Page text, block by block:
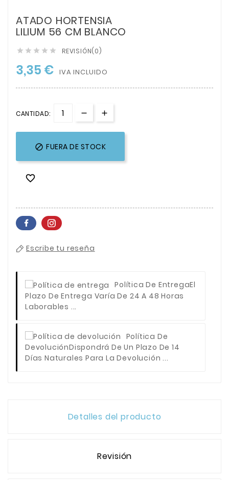
ATADO HORTENSIA
LILIUM 56 CM BLANCO
     REVISIÓN(0)
3,35 € IVA INCLUIDO
CANTIDAD:
 FUERA DE STOCK

Escribe tu reseña
Política De EntregaEl
Plazo De Entrega Varía De 24 A 48 Horas
Laborables ...
Política De
DevoluciónDispondrá De Un Plazo De 14
Días Naturales Para La Devolución ...
Detalles del producto
Revisión